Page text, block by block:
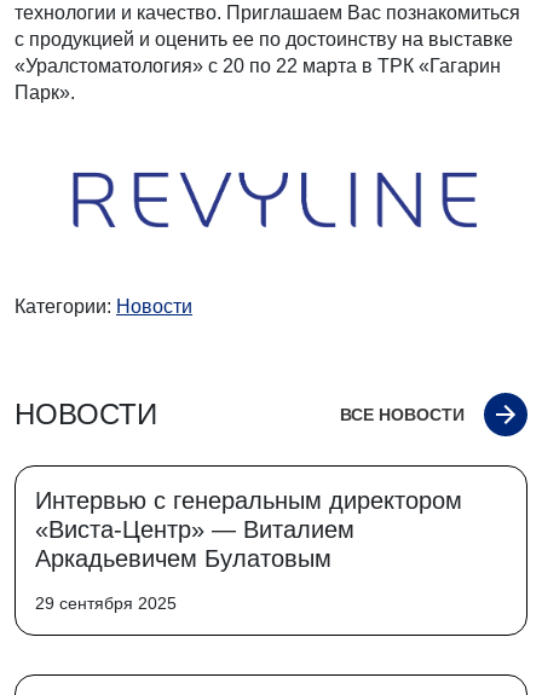
технологии и качество. Приглашаем Вас познакомиться
с продукцией и оценить ее по достоинству на выставке
«Уралстоматология» с 20 по 22 марта в ТРК «Гагарин
Парк».
Категории: Новости
НОВОСТИ ВСЕ НОВОСТИ
Интервью с генеральным директором
«Виста-Центр» — Виталием
Аркадьевичем Булатовым
29 сентября 2025